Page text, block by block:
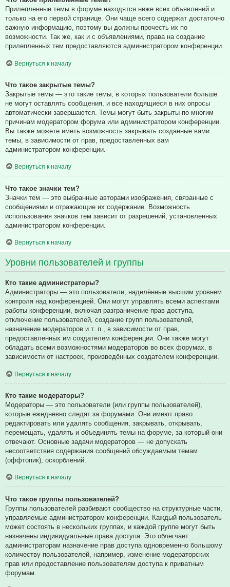
Прилепленные темы в форуме находятся ниже всех объявлений и
только на его первой странице. Они чаще всего содержат достаточно
важную информацию, поэтому вы должны прочесть их по
возможности. Так же, как и с объявлениями, права на создание
прилепленных тем предоставляются администратором конференции.
Вернуться к началу
Что такое закрытые темы?
Закрытые темы — это такие темы, в которых пользователи больше
не могут оставлять сообщения, и все находящиеся в них опросы
автоматически завершаются. Темы могут быть закрыты по многим
причинам модератором форума или администратором конференции.
Вы также можете иметь возможность закрывать созданные вами
темы, в зависимости от прав, предоставленных вам
администратором конференции.
Вернуться к началу
Что такое значки тем?
Значки тем — это выбранные авторами изображения, связанные с
сообщениями и отражающие их содержание. Возможность
использования значков тем зависит от разрешений, установленных
администратором конференции.
Вернуться к началу
Уровни пользователей и группы
Кто такие администраторы?
Администраторы — это пользователи, наделённые высшим уровнем
контроля над конференцией. Они могут управлять всеми аспектами
работы конференции, включая разграничение прав доступа,
отключение пользователей, создание групп пользователей,
назначение модераторов и т. п., в зависимости от прав,
предоставленных им создателем конференции. Они также могут
обладать всеми возможностями модераторов во всех форумах, в
зависимости от настроек, произведённых создателем конференции.
Вернуться к началу
Кто такие модераторы?
Модераторы — это пользователи (или группы пользователей),
которые ежедневно следят за форумами. Они имеют право
редактировать или удалять сообщения, закрывать, открывать,
перемещать, удалять и объединять темы на форуме, за который они
отвечают. Основные задачи модераторов — не допускать
несоответствия содержания сообщений обсуждаемым темам
(оффтопик), оскорблений.
Вернуться к началу
Что такое группы пользователей?
Группы пользователей разбивают сообщество на структурные части,
управляемые администратором конференции. Каждый пользователь
может состоять в нескольких группах, и каждой группе могут быть
назначены индивидуальные права доступа. Это облегчает
администраторам назначение прав доступа одновременно большому
количеству пользователей, например, изменение модераторских
прав или предоставление пользователям доступа к приватным
форумам.